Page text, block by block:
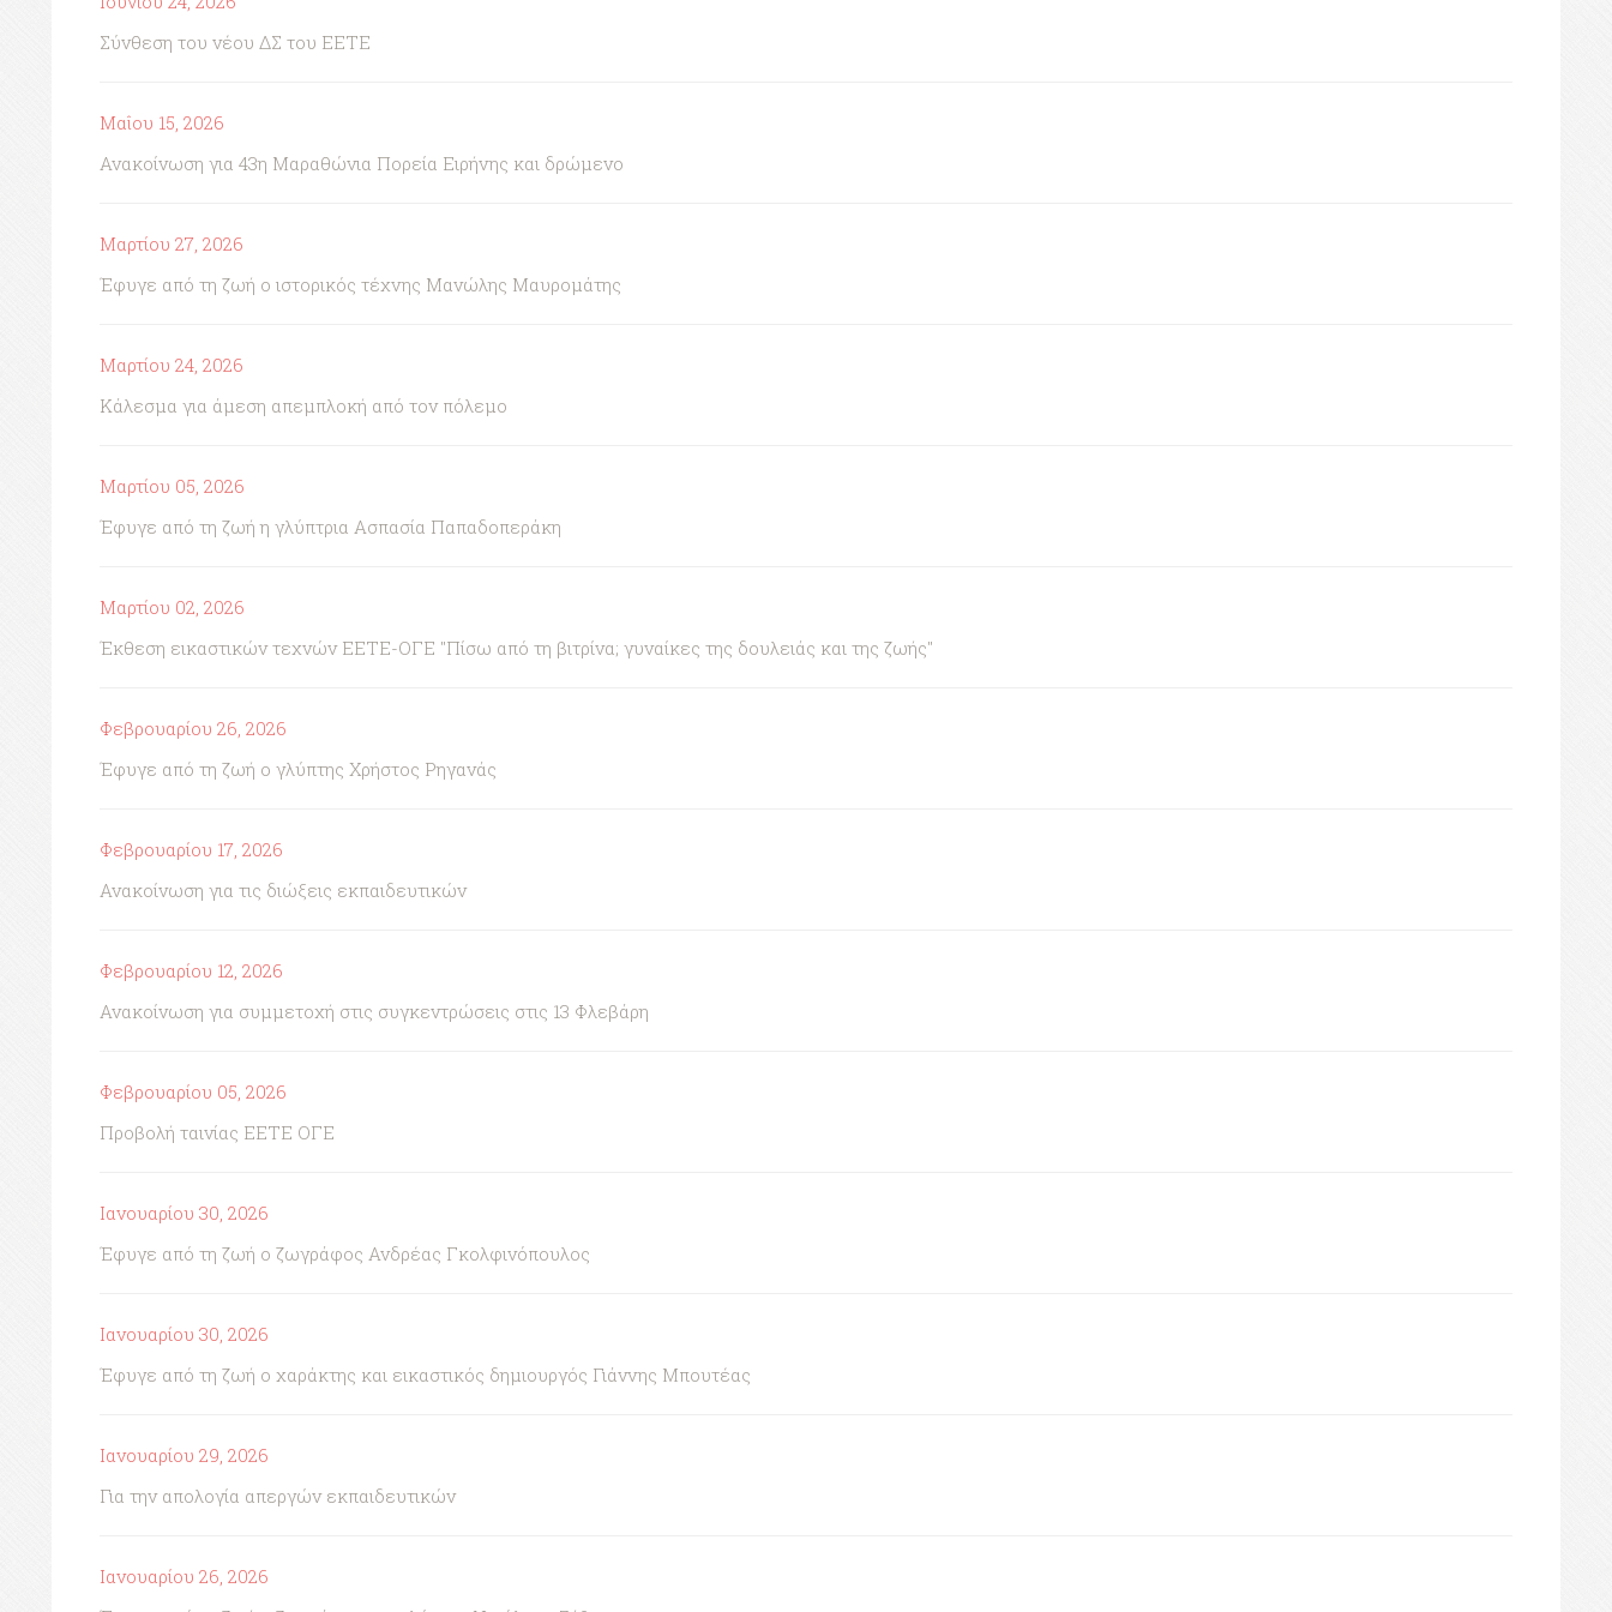
Σύνθεση του νέου ΔΣ του ΕΕΤΕ
Μαΐου 15, 2026
Ανακοίνωση για 43η Μαραθώνια Πορεία Ειρήνης και δρώμενο
Μαρτίου 27, 2026
Έφυγε από τη ζωή ο ιστορικός τέχνης Μανώλης Μαυρομάτης
Μαρτίου 24, 2026
Κάλεσμα για άμεση απεμπλοκή από τον πόλεμο
Μαρτίου 05, 2026
Έφυγε από τη ζωή η γλύπτρια Ασπασία Παπαδοπεράκη
Μαρτίου 02, 2026
Έκθεση εικαστικών τεχνών ΕΕΤΕ-ΟΓΕ "Πίσω από τη βιτρίνα; γυναίκες της δουλειάς και της ζωής"
Φεβρουαρίου 26, 2026
Έφυγε από τη ζωή ο γλύπτης Χρήστος Ρηγανάς
Φεβρουαρίου 17, 2026
Ανακοίνωση για τις διώξεις εκπαιδευτικών
Φεβρουαρίου 12, 2026
Ανακοίνωση για συμμετοχή στις συγκεντρώσεις στις 13 Φλεβάρη
Φεβρουαρίου 05, 2026
Προβολή ταινίας ΕΕΤΕ ΟΓΕ
Ιανουαρίου 30, 2026
Έφυγε από τη ζωή ο ζωγράφος Ανδρέας Γκολφινόπουλος
Ιανουαρίου 30, 2026
Έφυγε από τη ζωή ο χαράκτης και εικαστικός δημιουργός Γιάννης Μπουτέας
Ιανουαρίου 29, 2026
Για την απολογία απεργών εκπαιδευτικών
Ιανουαρίου 26, 2026